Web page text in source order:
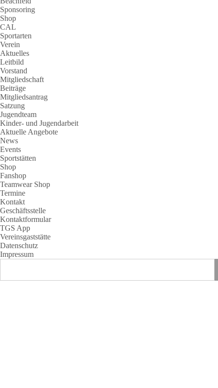
Sponsoring
Shop
CAL
Sportarten
Verein
Aktuelles
Leitbild
Vorstand
Mitgliedschaft
Beiträge
Mitgliedsantrag
Satzung
Jugendteam
Kinder- und Jugendarbeit
Aktuelle Angebote
News
Events
Sportstätten
Shop
Fanshop
Teamwear Shop
Termine
Kontakt
Geschäftsstelle
Kontaktformular
TGS App
Vereinsgaststätte
Datenschutz
Impressum